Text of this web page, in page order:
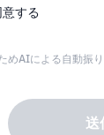
する
めAIによる自動振
送